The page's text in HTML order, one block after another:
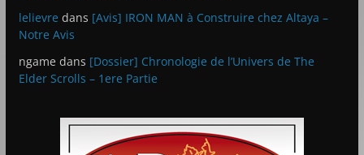
lelievre dans [Avis] IRON MAN à Construire chez Altaya –
Notre Avis
ngame dans [Dossier] Chronologie de l’Univers de The
Elder Scrolls – 1ere Partie